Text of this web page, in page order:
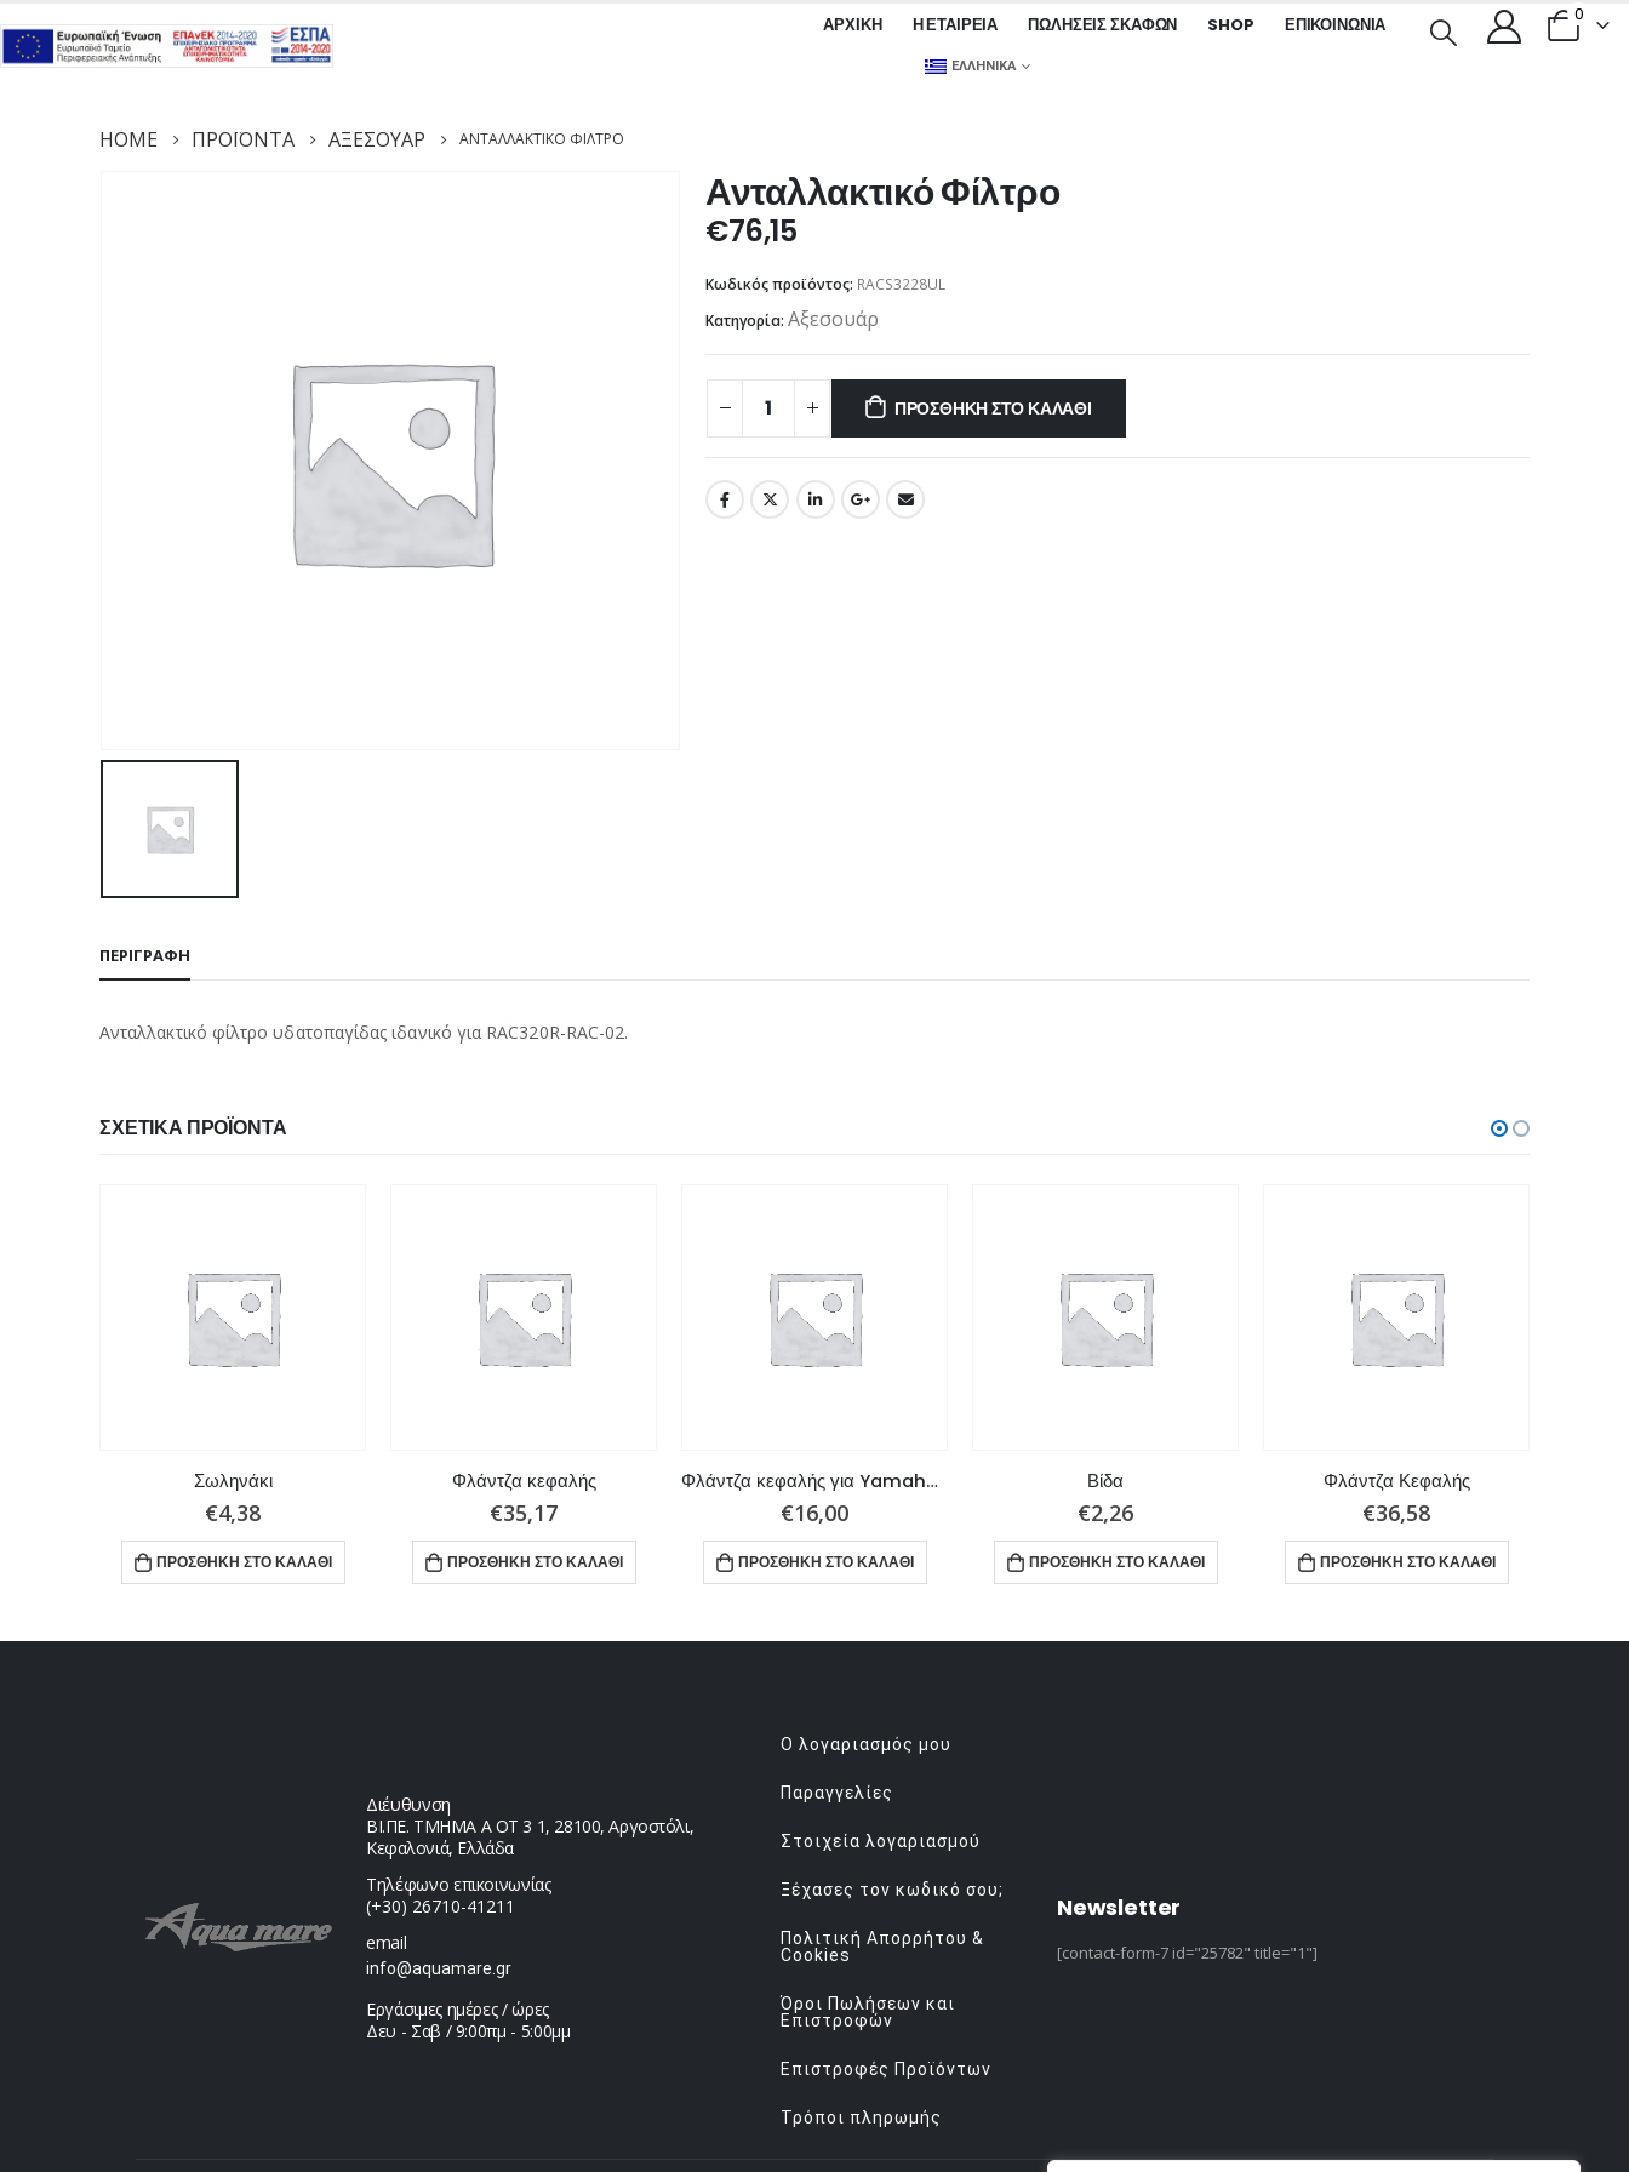
ΑΡΧΙΚΉ Η ΕΤΑΙΡΕΊΑ ΠΩΛΉΣΕΙΣ ΣΚΑΦΏΝ SHOP ΕΠΙΚΟΙΝΩΝΊΑ 0
ΕΛΛΗΝΙΚΆ
HOME ΠΡΟΪΌΝΤΑ ΑΞΕΣΟΥΆΡ ΑΝΤΑΛΛΑΚΤΙΚΌ ΦΊΛΤΡΟ
Ανταλλακτικό Φίλτρο
€76,15
Κωδικός προϊόντος: RACS3228UL
Κατηγορία: Αξεσουάρ
ΠΡΟΣΘΉΚΗ ΣΤΟ ΚΑΛΆΘΙ
ΠΕΡΙΓΡΑΦΉ
Ανταλλακτικό φίλτρο υδατοπαγίδας ιδανικό για RAC320R-RAC-02.
ΣΧΕΤΙΚΆ ΠΡΟΪΌΝΤΑ
Σωληνάκι
€4,38
ΠΡΟΣΘΉΚΗ ΣΤΟ ΚΑΛΆΘΙ
Φλάντζα κεφαλής
€35,17
ΠΡΟΣΘΉΚΗ ΣΤΟ ΚΑΛΆΘΙ
Φλάντζα κεφαλής για Yamaha / Parsun
€16,00
ΠΡΟΣΘΉΚΗ ΣΤΟ ΚΑΛΆΘΙ
Βίδα
€2,26
ΠΡΟΣΘΉΚΗ ΣΤΟ ΚΑΛΆΘΙ
Φλάντζα Κεφαλής
€36,58
ΠΡΟΣΘΉΚΗ ΣΤΟ ΚΑΛΆΘΙ
Διέυθυνση
ΒΙ.ΠΕ. ΤΜΗΜΑ Α ΟΤ 3 1, 28100, Αργοστόλι,
Κεφαλονιά, Ελλάδα
Τηλέφωνο επικοινωνίας
(+30) 26710-41211
email
info@aquamare.gr
Εργάσιμες ημέρες / ώρες
Δευ - Σαβ / 9:00πμ - 5:00μμ
Ο λογαριασμός μου
Παραγγελίες
Στοιχεία λογαριασμού
Ξέχασες τον κωδικό σου;
Πολιτική Απορρήτου &
Cookies
Όροι Πωλήσεων και
Επιστροφών
Επιστροφές Προϊόντων
Τρόποι πληρωμής
Newsletter
[contact-form-7 id="25782" title="1"]